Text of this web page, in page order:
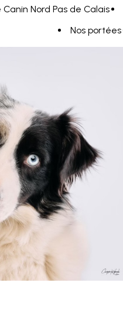
Canin Nord Pas de Calais
Nos portées